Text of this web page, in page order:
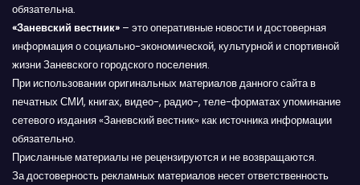
обязательна.
«Заневский вестник» – это оперативные новости и достоверная
информация о социально-экономической, культурной и спортивной
жизни Заневского городского поселения.
При использовании оригинальных материалов данного сайта в
печатных СМИ, книгах, видео-, радио-, теле-форматах упоминание
сетевого издания «Заневский вестник» как источника информации
обязательно.
Присланные материалы не рецензируются и не возвращаются.
За достоверность рекламных материалов несет ответственность